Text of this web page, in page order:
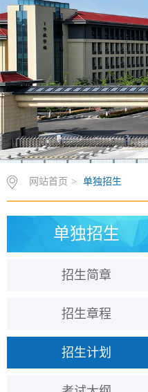
网站首页 > 单独招生
单独招生
招生简章
招生章程
招生计划